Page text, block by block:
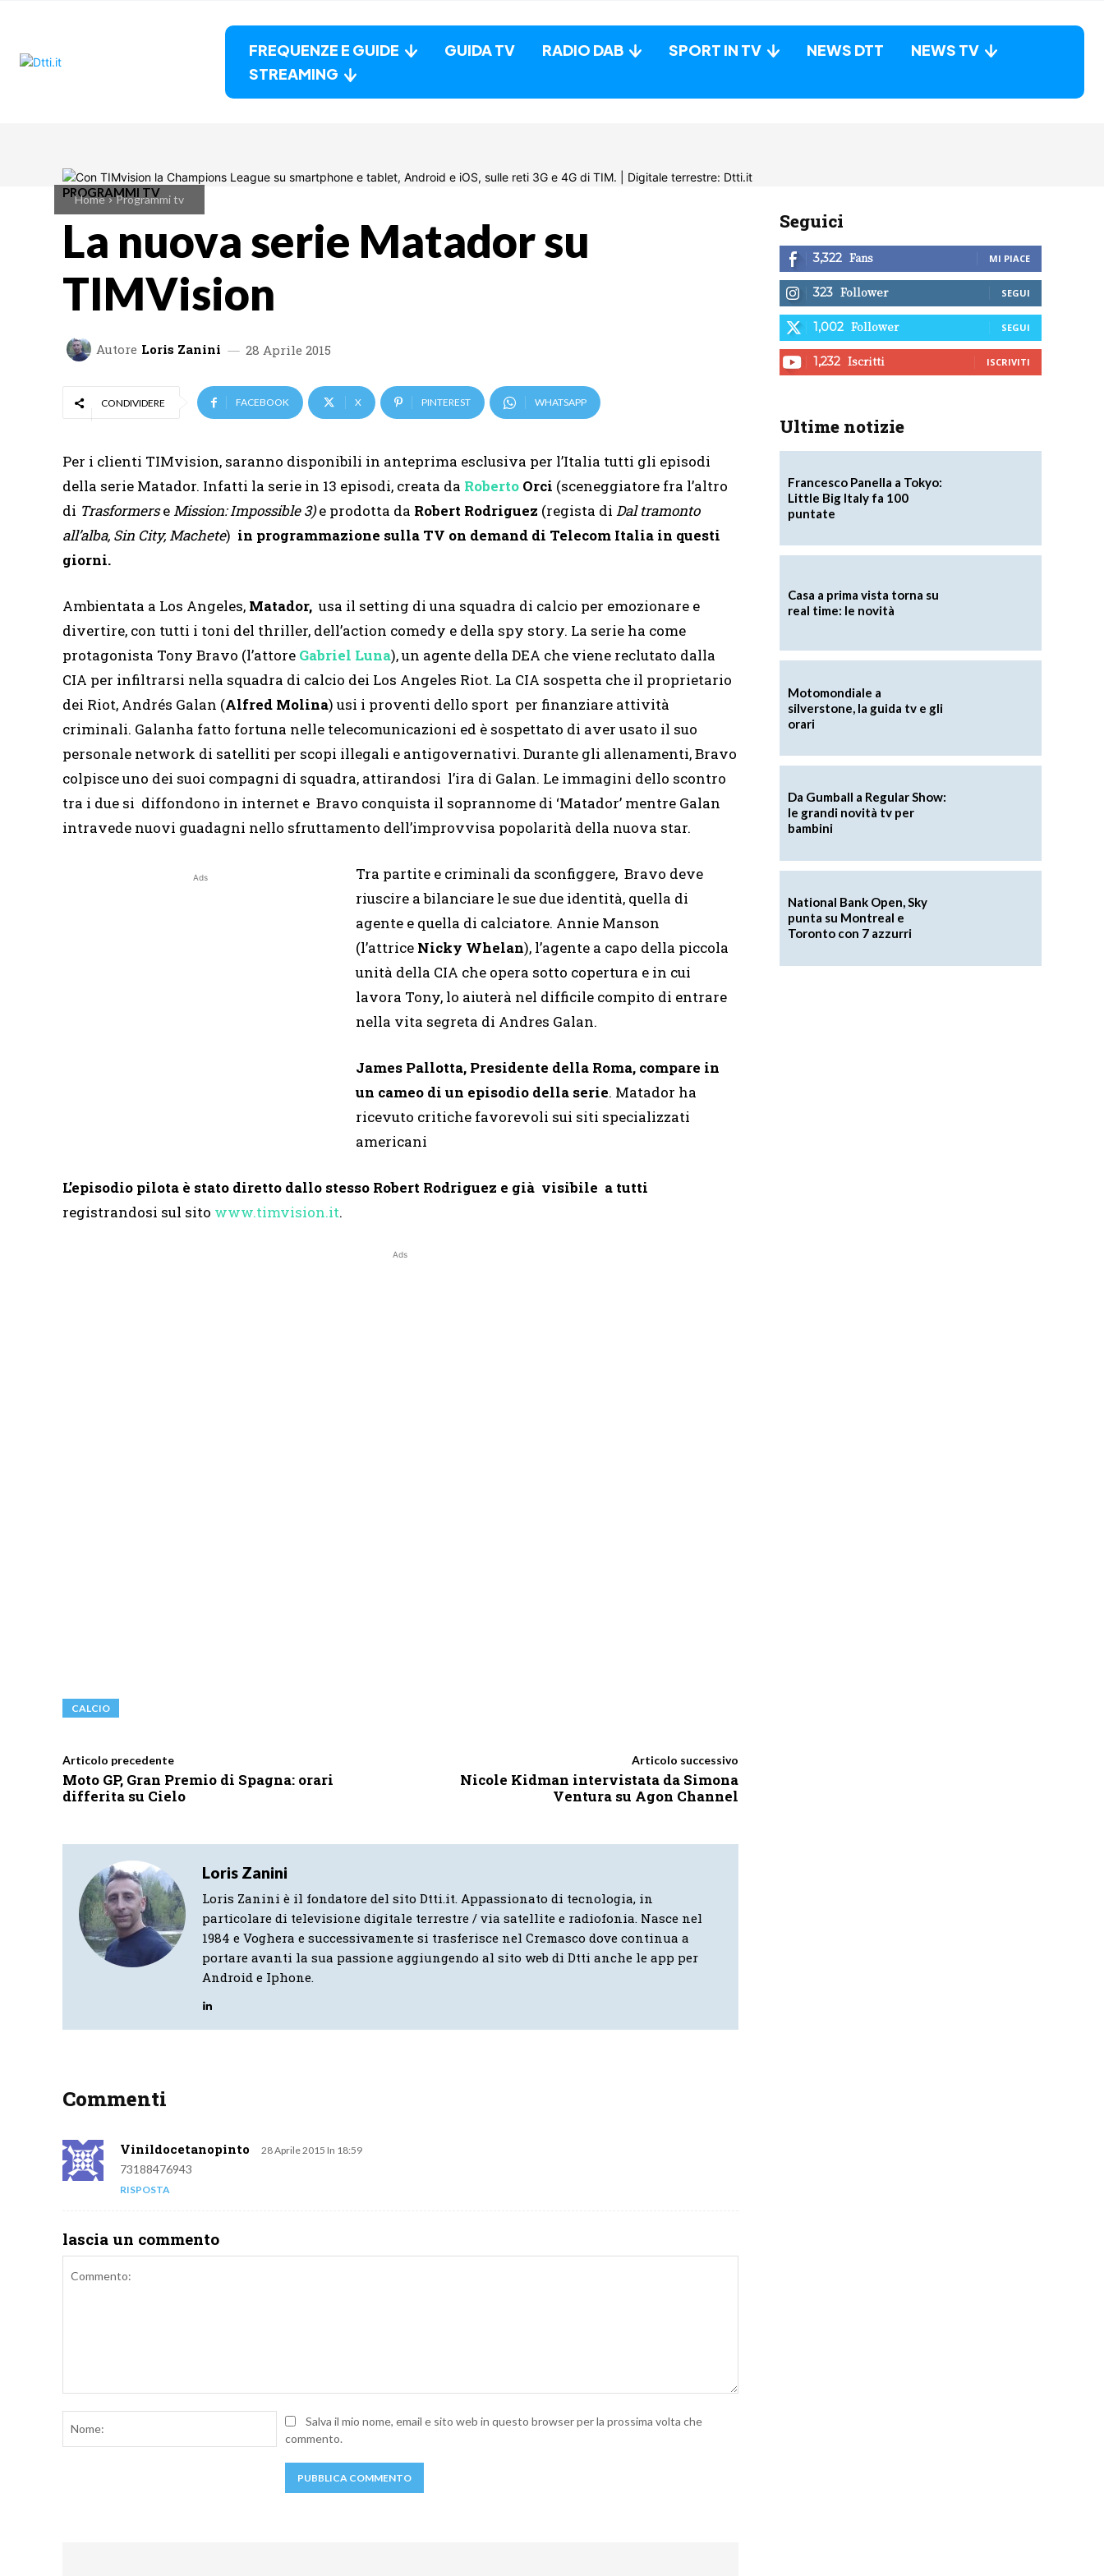
FREQUENZE E GUIDE GUIDA TV RADIO DAB SPORT IN TV NEWS DTT
NEWS TV
STREAMING
Home Programmi tv
PROGRAMMI TV
La nuova serie Matador su
TIMVision
Autore Loris Zanini 28 Aprile 2015
CONDIVIDERE FACEBOOK X PINTEREST WHATSAPP
Per i clienti TIMvision, saranno disponibili in anteprima esclusiva per l’Italia tutti gli episodi
della serie Matador. Infatti la serie in 13 episodi, creata da Roberto Orci (sceneggiatore fra l’altro
di TrasformerseMission: Impossible 3)e prodotta da Robert Rodriguez (regista di Dal tramonto
all’alba, Sin City,Machete) in programmazione sulla TV on demand di Telecom Italia in questi
giorni.
Ambientata a Los Angeles, Matador, usa il setting di una squadra di calcio per emozionare e
divertire, con tutti i toni del thriller, dell’action comedy e della spy story. La serie ha come
protagonista Tony Bravo (l’attore Gabriel Luna), un agente della DEA che viene reclutato dalla
CIA per infiltrarsi nella squadra di calcio dei Los Angeles Riot. La CIA sospetta che il proprietario
dei Riot, Andrés Galan (Alfred Molina) usi i proventi dello sport per finanziare attività
criminali. Galanha fatto fortuna nelle telecomunicazioni ed è sospettato di aver usato il suo
personale network di satelliti per scopi illegali e antigovernativi. Durante gli allenamenti, Bravo
colpisce uno dei suoi compagni di squadra, attirandosi l’ira di Galan. Le immagini dello scontro
tra i due si diffondono in internet e Bravo conquista il soprannome di ‘Matador’ mentre Galan
intravede nuovi guadagni nello sfruttamento dell’improvvisa popolarità della nuova star.
Ads
Tra partite e criminali da sconfiggere, Bravo deve
riuscire a bilanciare le sue due identità, quella di
agente e quella di calciatore. Annie Manson
(l’attrice Nicky Whelan), l’agente a capo della piccola
unità della CIA che opera sotto copertura e in cui
lavora Tony, lo aiuterà nel difficile compito di entrare
nella vita segreta di Andres Galan.
James Pallotta, Presidente della Roma, compare in
un cameo di un episodio della serie. Matador ha
ricevuto critiche favorevoli sui siti specializzati
americani
L’episodio pilota è stato diretto dallo stesso Robert Rodriguez e già visibile a tutti
registrandosi sul sito www.timvision.it.
Ads
CALCIO
Articolo precedente
Moto GP, Gran Premio di Spagna: orari
differita su Cielo
Articolo successivo
Nicole Kidman intervistata da Simona
Ventura su Agon Channel
Loris Zanini
Loris Zanini è il fondatore del sito Dtti.it. Appassionato di tecnologia, in
particolare di televisione digitale terrestre / via satellite e radiofonia. Nasce nel
1984 e Voghera e successivamente si trasferisce nel Cremasco dove continua a
portare avanti la sua passione aggiungendo al sito web di Dtti anche le app per
Android e Iphone.
Commenti
Vinildocetanopinto 28 Aprile 2015 In 18:59
73188476943
RISPOSTA
lascia un commento
Nome:Salva il mio nome, email e sito web in questo browser per la prossima volta che
commento.
Seguici
3,322 Fans MI PIACE
323 Follower SEGUI
1,002 Follower SEGUI
1,232 Iscritti ISCRIVITI
Ultime notizie
Francesco Panella a Tokyo:
Little Big Italy fa 100
puntate
Casa a prima vista torna su
real time: le novità
Motomondiale a
silverstone, la guida tv e gli
orari
Da Gumball a Regular Show:
le grandi novità tv per
bambini
National Bank Open, Sky
punta su Montreal e
Toronto con 7 azzurri